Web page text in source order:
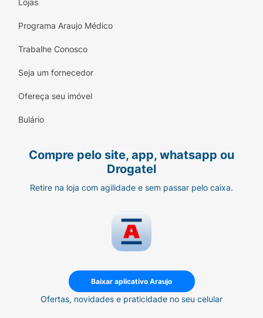
Lojas
Programa Araujo Médico
Trabalhe Conosco
Seja um fornecedor
Ofereça seu imóvel
Bulário
Compre pelo site, app, whatsapp ou
Drogatel
Retire na loja com agilidade e sem passar pelo caixa.
Baixar aplicativo Araujo
Ofertas, novidades e praticidade no seu celular